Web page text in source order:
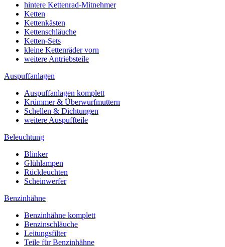
hintere Kettenrad-Mitnehmer
Ketten
Kettenkästen
Kettenschläuche
Ketten-Sets
kleine Kettenräder vorn
weitere Antriebsteile
Auspuffanlagen
Auspuffanlagen komplett
Krümmer & Überwurfmuttern
Schellen & Dichtungen
weitere Auspuffteile
Beleuchtung
Blinker
Glühlampen
Rückleuchten
Scheinwerfer
Benzinhähne
Benzinhähne komplett
Benzinschläuche
Leitungsfilter
Teile für Benzinhähne